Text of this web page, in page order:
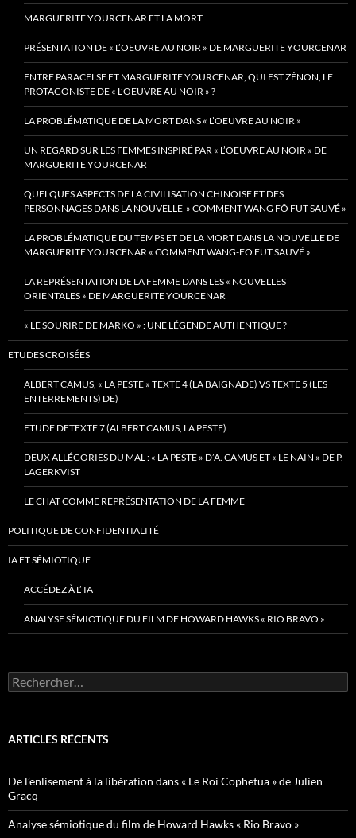
MARGUERITE YOURCENAR ET LA MORT
PRÉSENTATION DE « L’OEUVRE AU NOIR » DE MARGUERITE YOURCENAR
ENTRE PARACELSE ET MARGUERITE YOURCENAR, QUI EST ZÉNON, LE
PROTAGONISTE DE « L’OEUVRE AU NOIR » ?
LA PROBLÉMATIQUE DE LA MORT DANS « L’OEUVRE AU NOIR »
UN REGARD SUR LES FEMMES INSPIRÉ PAR « L’OEUVRE AU NOIR » DE
MARGUERITE YOURCENAR
QUELQUES ASPECTS DE LA CIVILISATION CHINOISE ET DES
PERSONNAGES DANS LA NOUVELLE » COMMENT WANG FÔ FUT SAUVÉ »
LA PROBLÉMATIQUE DU TEMPS ET DE LA MORT DANS LA NOUVELLE DE
MARGUERITE YOURCENAR « COMMENT WANG-FÔ FUT SAUVÉ »
LA REPRÉSENTATION DE LA FEMME DANS LES « NOUVELLES
ORIENTALES » DE MARGUERITE YOURCENAR
« LE SOURIRE DE MARKO » : UNE LÉGENDE AUTHENTIQUE ?
ETUDES CROISÉES
ALBERT CAMUS, « LA PESTE » TEXTE 4 (LA BAIGNADE) VS TEXTE 5 (LES
ENTERREMENTS) DE)
ETUDE DETEXTE 7 (ALBERT CAMUS, LA PESTE)
DEUX ALLÉGORIES DU MAL : « LA PESTE » D’A. CAMUS ET « LE NAIN » DE P.
LAGERKVIST
LE CHAT COMME REPRÉSENTATION DE LA FEMME
POLITIQUE DE CONFIDENTIALITÉ
IA ET SÉMIOTIQUE
ACCÉDEZ À L’ IA
ANALYSE SÉMIOTIQUE DU FILM DE HOWARD HAWKS « RIO BRAVO »
Rechercher :
ARTICLES RÉCENTS
De l’enlisement à la libération dans « Le Roi Cophetua » de Julien
Gracq
Analyse sémiotique du film de Howard Hawks « Rio Bravo »